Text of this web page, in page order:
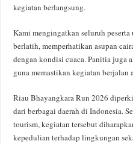
kegiatan berlangsung.
Kami mengingatkan seluruh
berlatih, memperhatikan asupan
dengan kondisi cuaca. Panitia juga
guna memastikan kegiatan berjalan
Riau Bhayangkara Run 2026
dari berbagai daerah di Indonesia.
tourism, kegiatan tersebut
kepedulian terhadap lingkungan